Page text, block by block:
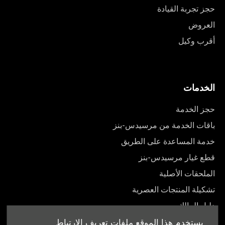
يستخدم هذا الموقع ملفات تعريف الارتباط
حجز تجربة القيادة
العروض
أقرب وكيل
الخدمات
حجز الخدمة
باقات الخدمة من مرسيدس-بنز
خدمة المساعدة على الطريق
قطع غيار مرسيدس-بنز
الملحقات الأصلية
تشكيلة المنتجات العصرية
دليل المالك